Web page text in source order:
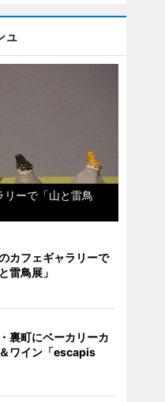
ュ
リーで「山と雷鳥
カフェギャラリーで
雷鳥展」
裏町にベーカリーカ
ワイン「escapis